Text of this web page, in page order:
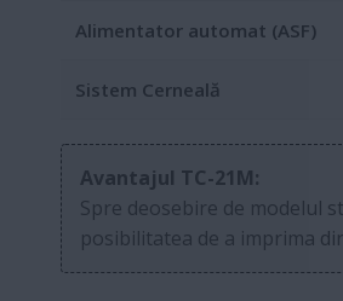
Alimentator automat (ASF)
Sistem Cerneală
Avantajul TC-21M:
Spre deosebire de modelul
posibilitatea de a imprima